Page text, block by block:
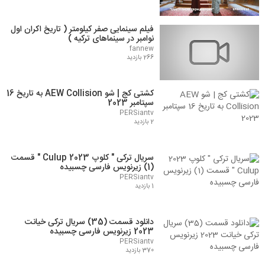
فیلم سینمایی صفر کیلومتر ( تاریخ اکران اول
نوامبر در سینماهای ترکیه )
fannew
266 بازدید
کشتی کج | شو AEW Collision به تاریخ 16
سپتامبر 2023
PERSiantv
2 بازدید
سریال ترکی " کلوپ 2023 Culup " قسمت
(1) زیرنویس فارسی چسبیده
PERSiantv
1 بازدید
دانلود قسمت (35) سریال ترکی خیانت
2023 زیرنویس فارسی چسبیده
PERSiantv
370 بازدید